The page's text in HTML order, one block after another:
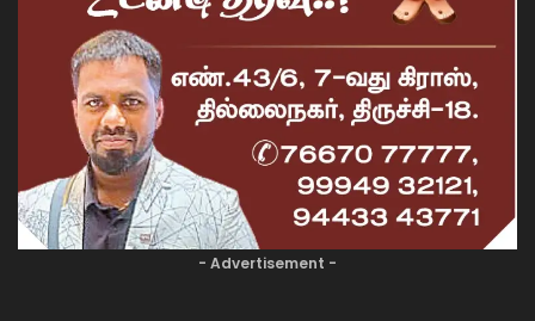
- Advertisement -